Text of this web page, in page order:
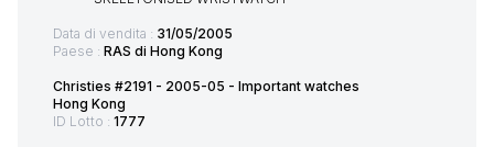
Data di vendita : 31/05/2005
Paese : RAS di Hong Kong
Christies #2191 - 2005-05 - Important watches
Hong Kong
ID Lotto : 1777